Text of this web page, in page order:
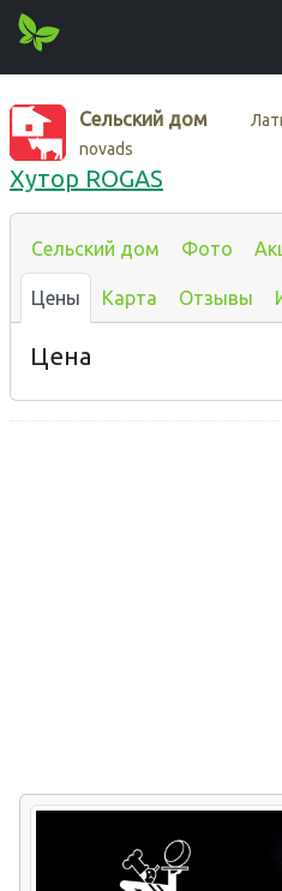
Сельский дом
novads
Хутор ROGAS
Сельский дом Фото
Цены Карта Отзывы
Цена